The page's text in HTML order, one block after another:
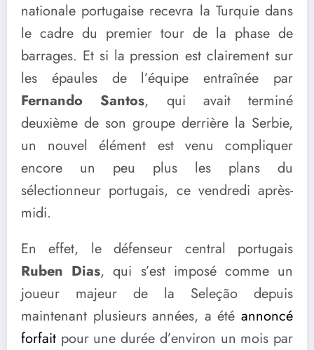
nationale portugaise recevra la Turquie dans
le cadre du premier tour de la phase de
barrages. Et si la pression est clairement sur
les épaules de l’équipe entraînée par
Fernando Santos, qui avait terminé
deuxième de son groupe derrière la Serbie,
un nouvel élément est venu compliquer
encore un peu plus les plans du
sélectionneur portugais, ce vendredi après-
midi.
En effet, le défenseur central portugais
Ruben Dias, qui s’est imposé comme un
joueur majeur de la Seleção depuis
maintenant plusieurs années, a été annoncé
forfait pour une durée d’environ un mois par